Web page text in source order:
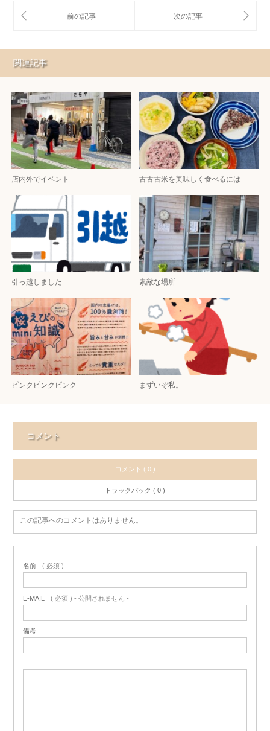
関連記事
店内外でイベント 古古古米を美味しく食べるには
引っ越しました 素敵な場所
ピンクピンクピンク まずいぞ私。
コメント
コメント ( 0 )
トラックバック ( 0 )
この記事へのコメントはありません。
名前 ( 必須 )
E-MAIL ( 必須 ) - 公開されません -
備考